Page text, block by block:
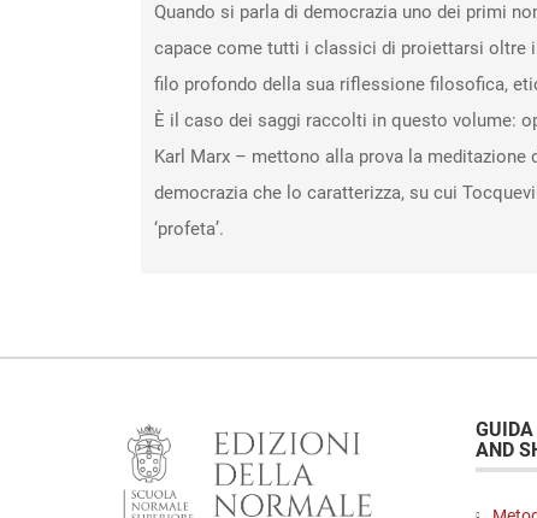
Quando si parla di democrazia uno dei primi
capace come tutti i classici di proiettarsi oltre
filo profondo della sua riflessione filosofica,
È il caso dei saggi raccolti in questo volume:
Karl Marx – mettono alla prova la
democrazia che lo caratterizza, su cui
‘profeta’.
AND